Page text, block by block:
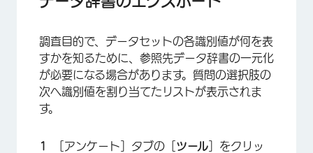
調査目的で、データセットの各識別値が何を表
すかを知るために、参照先データ辞書の一元化
が必要になる場合があります。質問の選択肢の
次へ識別値を割り当てたリストが表示されま
す。
［アンケート］タブの［ ツール ］をクリッ